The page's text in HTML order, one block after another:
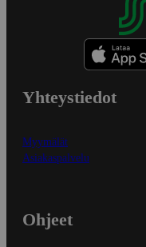
Yhteystiedot
Myymälät
Asiakaspalvelu
Ohjeet